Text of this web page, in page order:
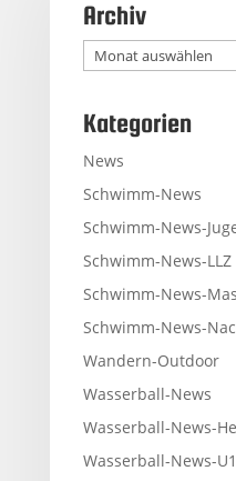
Archiv
Archiv
Kategorien
News
Schwimm-News
Schwimm-News-
Schwimm-News-LLZ
Schwimm-News-
Schwimm-News-
Wandern-Outdoor
Wasserball-News
Wasserball-News-
Wasserball-News-